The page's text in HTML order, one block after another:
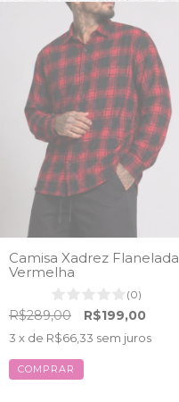
Camisa Xadrez Flanelada
Vermelha
(0)
R$289,00 R$199,00
3 x de R$66,33 sem juros
COMPRAR